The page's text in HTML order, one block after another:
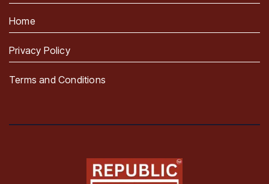
Home
Privacy Policy
Terms and Conditions